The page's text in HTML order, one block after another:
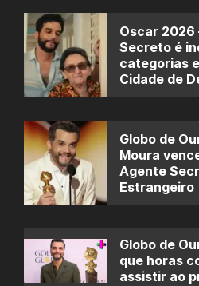
Oscar 2026
Secreto é
categorias
Cidade de
Globo de
Moura
Agente
Estrangeiro
Globo de
que horas
assistir ao